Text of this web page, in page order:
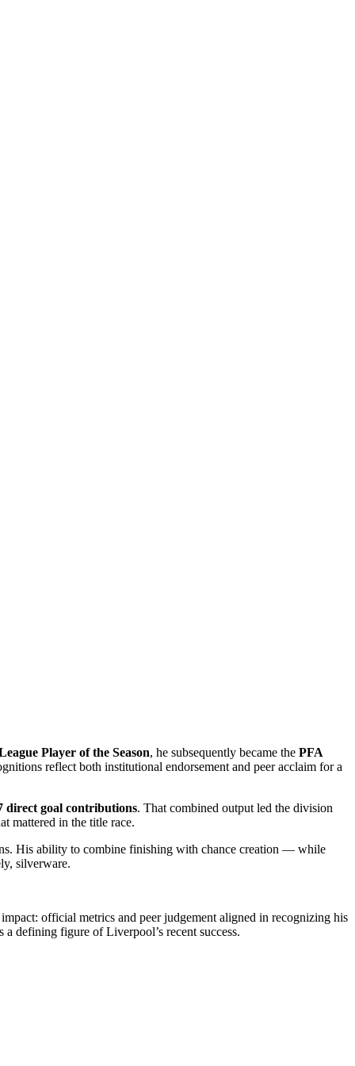
Player of the Season, he subsequently became the PFA
reflect both institutional endorsement and peer acclaim for a
direct goal contributions. That combined output led the division
mattered in the title race.
His ability to combine finishing with chance creation — while
silverware.
official metrics and peer judgement aligned in recognizing his
a defining figure of Liverpool’s recent success.